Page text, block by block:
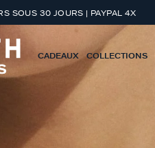
SOUS 30 JOURS | PAYPAL 4X
CADEAUX COLLECTIONS